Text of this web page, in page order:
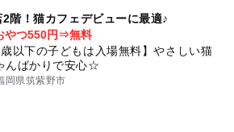
階！猫カフェデビューに最適♪
やつ550円⇒無料
歳以下の子どもは入場無料】やさしい猫
んばかりで安心☆
岡県筑紫野市